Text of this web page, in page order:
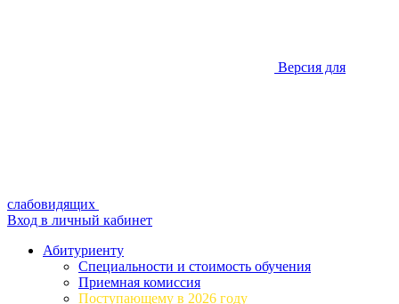
Версия для
слабовидящих
Вход в личный кабинет
Абитуриенту
Специальности и стоимость обучения
Приемная комиссия
Поступающему в 2026 году